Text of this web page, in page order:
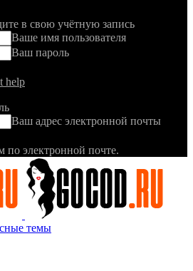
в свою учётную запись
Ваше имя пользователя
Ваш пароль
help
Ваш адрес электронной почты
по электронной почте.
темы